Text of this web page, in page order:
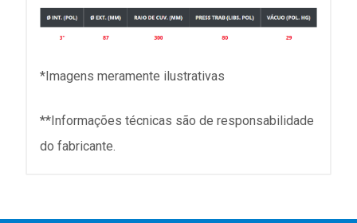
*Imagens meramente ilustrativas
**Informações técnicas são de responsabilidade
do fabricante.